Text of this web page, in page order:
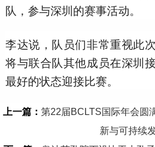
队，参与深圳的赛事活动。
李达说，队员们非常重视此
将与联合队其他成员在深圳
最好的状态迎接比赛。
上一篇： 第22届BCLTS国际年会圆
新与可持续